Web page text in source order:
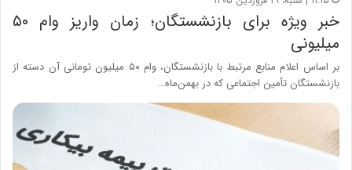
خبر ویژه برای بازنشستگان؛ زمان واریز وام ۵۰
میلیونی
بر اساس اعلام منابع مرتبط با بازنشستگان، وام ۵۰ میلیون تومانی آن دسته از
بازنشستگان تأمین اجتماعی که در بهمن‌ماه…